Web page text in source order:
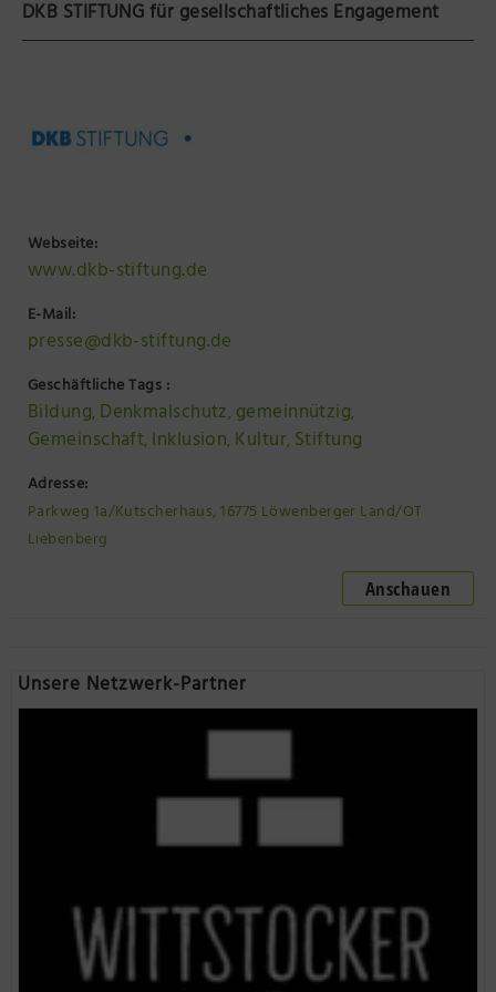
Präsenzstelle Prignitz Standort Neuruppin
Brandenburg-Preußen Museum Wustrau
DKB STIFTUNG für gesellschaftliches Engagement
Webseite:
www.dkb-stiftung.de
E-Mail:
presse@dkb-stiftung.de
Geschäftliche Tags :
Bildung, Denkmalschutz, gemeinnützig,
Gemeinschaft, Inklusion, Kultur, Stiftung
Adresse:
Parkweg 1a/Kutscherhaus, 16775 Löwenberger Land/OT
Liebenberg
Anschauen
Unsere Netzwerk-Partner